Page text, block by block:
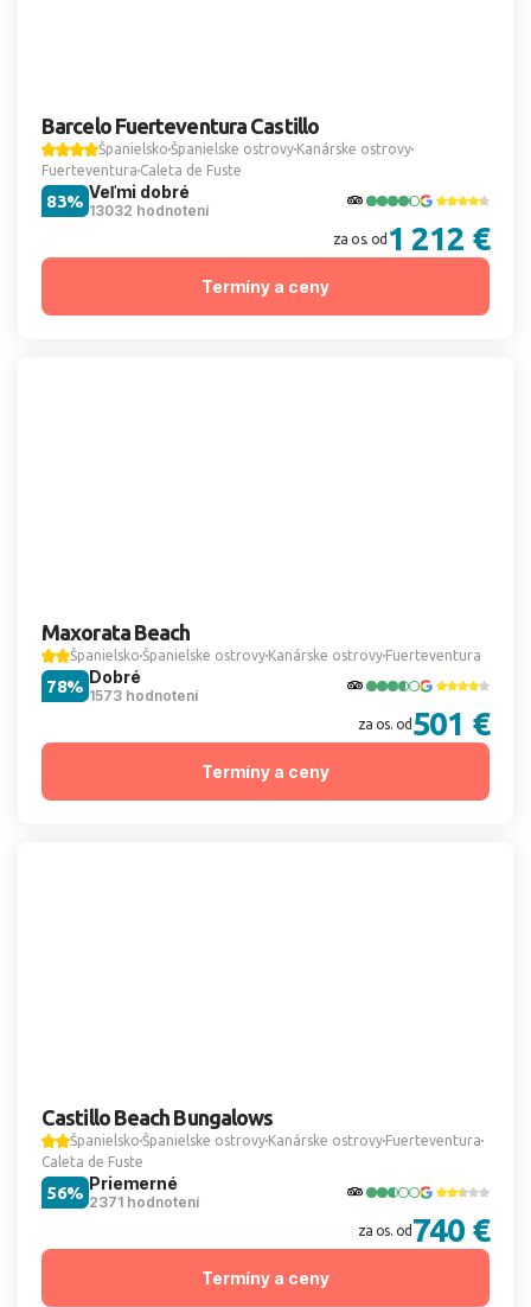
Barcelo Fuerteventura Castillo
Španielsko Španielske ostrovy Kanárske ostrovy
Fuerteventura Caleta de Fuste
Veľmi dobré
13032 hodnotení
83%
za os. od 1 212 €
Termíny a ceny
Maxorata Beach
Španielsko Španielske ostrovy Kanárske ostrovy Fuerteventura
Dobré
1573 hodnotení
78%
za os. od 501 €
Termíny a ceny
Castillo Beach Bungalows
Španielsko Španielske ostrovy Kanárske ostrovy Fuerteventura
Caleta de Fuste
Priemerné
2371 hodnotení
56%
za os. od 740 €
Termíny a ceny